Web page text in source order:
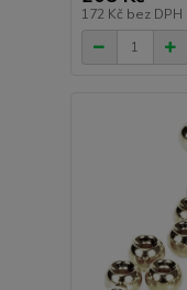
172 Kč bez DPH